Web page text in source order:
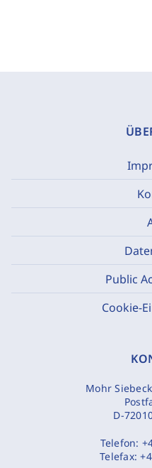
Public
Cookie-
Mohr
D-
Telefon:
Telefax: